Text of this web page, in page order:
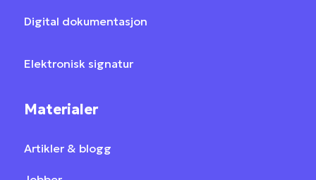
Digital dokumentasjon
Elektronisk signatur
Materialer
Artikler & blogg